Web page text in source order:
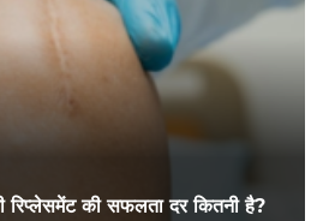
रिप्लेसमेंट की सफलता दर कितनी है?